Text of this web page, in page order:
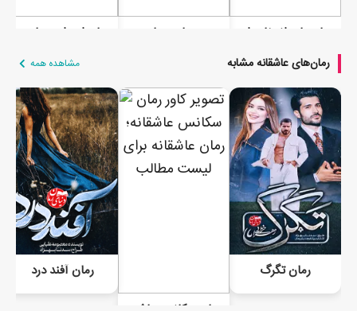
رمان پریا
رمان‌های عاشقانه مشابه مشاهده همه
رمان تگرگ
رمان آفند درد